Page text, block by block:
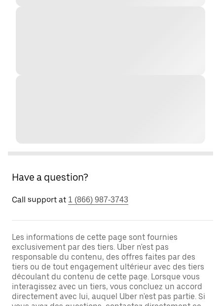
Have a question?
Call support at 1 (866) 987-3743
Les informations de cette page sont fournies
exclusivement par des tiers. Uber n'est pas
responsable du contenu, des offres faites par des
tiers ou de tout engagement ultérieur avec des tiers
découlant du contenu de cette page. Lorsque vous
interagissez avec un tiers, vous concluez un accord
directement avec lui, auquel Uber n'est pas partie. Si